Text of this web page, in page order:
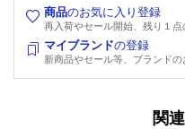
商品のお気に入り登録
再入荷やセール開始、残り１
マイブランドの登録
新商品やセール等、ブランド
関